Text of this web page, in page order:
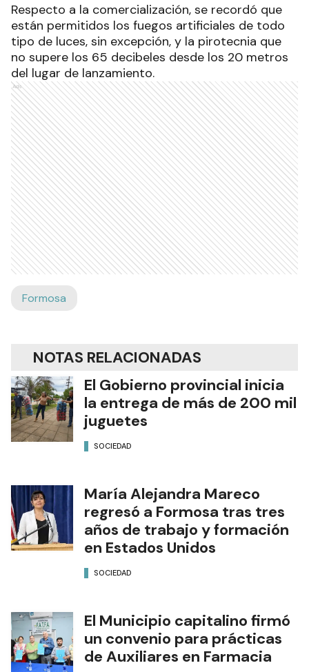
Respecto a la comercialización, se recordó que
están permitidos los fuegos artificiales de todo
tipo de luces, sin excepción, y la pirotecnia que
no supere los 65 decibeles desde los 20 metros
del lugar de lanzamiento.
Ads
Formosa
NOTAS RELACIONADAS
El Gobierno provincial inicia
la entrega de más de 200 mil
juguetes
SOCIEDAD
María Alejandra Mareco
regresó a Formosa tras tres
años de trabajo y formación
en Estados Unidos
SOCIEDAD
El Municipio capitalino firmó
un convenio para prácticas
de Auxiliares en Farmacia